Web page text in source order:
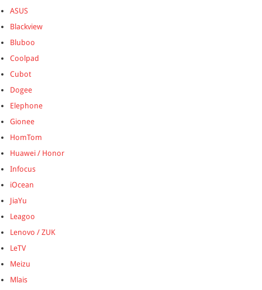
ASUS
Blackview
Bluboo
Coolpad
Cubot
Dogee
Elephone
Gionee
HomTom
Huawei / Honor
Infocus
iOcean
JiaYu
Leagoo
Lenovo / ZUK
LeTV
Meizu
Mlais